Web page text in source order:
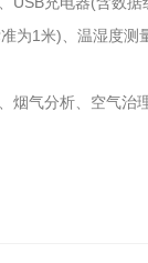
为1米)、温湿度
烟气分析、空气治